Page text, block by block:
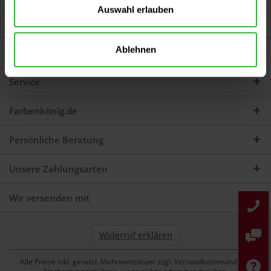
Auswahl erlauben
Ablehnen
Kunden haben sich ebenfalls angesehen
Darum sind wir Farbenkönig
Service
Farbenkönig.de
Persönliche Beratung
Unsere Zahlungsarten
Wir versenden mit
Widerruf erklären
Alle Preise inkl. gesetzl. Mehrwertsteuer zzgl. Versandkostenund ggf.